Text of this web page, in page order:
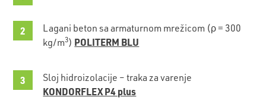
Lagani beton sa armaturnom mrežicom (ρ = 300
kg/m3) POLITERM BLU
Sloj hidroizolacije – traka za varenje
KONDORFLEX P4 plus